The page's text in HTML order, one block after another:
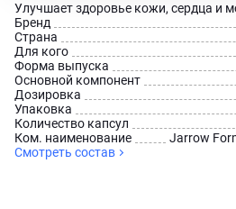
Улучшает здоровье кожи, сердца и
Бренд
Страна
Для кого
Форма выпуска
Основной компонент
Дозировка
Упаковка
Количество капсул
Ком. наименование
Jarrow
Смотреть состав